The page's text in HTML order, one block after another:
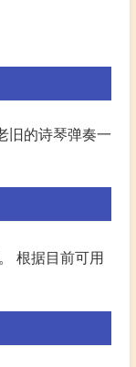
旧的诗琴弹奏一
根据目前可用